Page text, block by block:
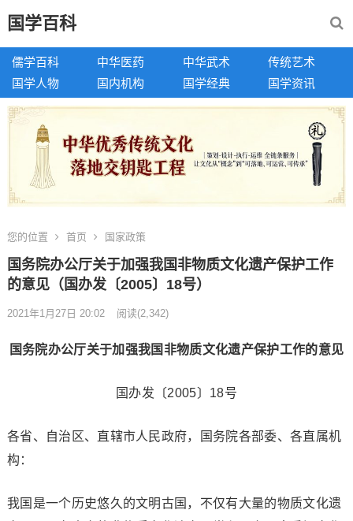
国学百科
儒学百科 中华医药 中华武术
传统艺术
国学人物
国内机构 国学经典 国学资讯
您的位置 首页 国家政策
国务院办公厅关于加强我国非物质文化遗产保护工作
的意见（国办发〔2005〕18号）
2021年1月27日 20:02 阅读(2,342)
国务院办公厅关于加强我国非物质文化遗产保护工作的意见
国办发〔2005〕18号
各省、自治区、直辖市人民政府，国务院各部委、各直属机
构：
我国是一个历史悠久的文明古国，不仅有大量的物质文化遗